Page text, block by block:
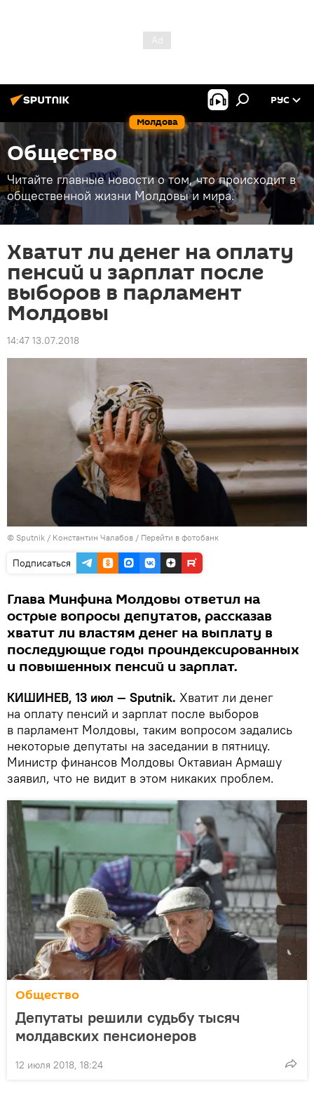
Молдова
РУС
Общество
Читайте главные новости о том, что происходит в
общественной жизни Молдовы и мира.
Хватит ли денег на оплату
пенсий и зарплат после
выборов в парламент
Молдовы
14:47 13.07.2018
© Sputnik / Константин Чалабов / Перейти в фотобанк
Подписаться
Глава Минфина Молдовы ответил на
острые вопросы депутатов, рассказав
хватит ли властям денег на выплату в
последующие годы проиндексированных
и повышенных пенсий и зарплат.
КИШИНЕВ, 13 июл — Sputnik. Хватит ли денег
на оплату пенсий и зарплат после выборов
в парламент Молдовы, таким вопросом задались
некоторые депутаты на заседании в пятницу.
Министр финансов Молдовы Октавиан Армашу
заявил, что не видит в этом никаких проблем.
Общество
Депутаты решили судьбу тысяч
молдавских пенсионеров
12 июля 2018, 18:24